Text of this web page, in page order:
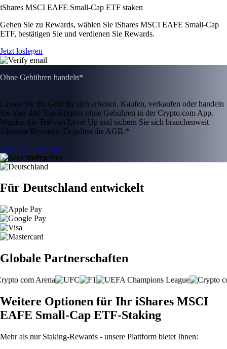
iShares MSCI EAFE Small-Cap ETF staken
Gehen Sie zu Rewards, wählen Sie iShares MSCI EAFE Small-Cap
ETF, bestätigen Sie und verdienen Sie Rewards.
Jetzt loslegen
Ohne Gebühren handeln*
Lassen Sie Ihr Geld für sich arbeiten. Kaufen, verkaufen oder handeln
Sie über 400 Top-Kryptos ohne Gebühren in der Crypto.com App.
Werden Sie Teil von Level Up und sichern Sie sich branchenweit
führende Rewards. Es gelten die AGB.*
Level Up beitreten
Für Deutschland entwickelt
Globale Partnerschaften
Weitere Optionen für Ihr iShares MSCI
EAFE Small-Cap ETF-Staking
Mehr als nur Staking-Rewards - unsere Plattform bietet Ihnen: